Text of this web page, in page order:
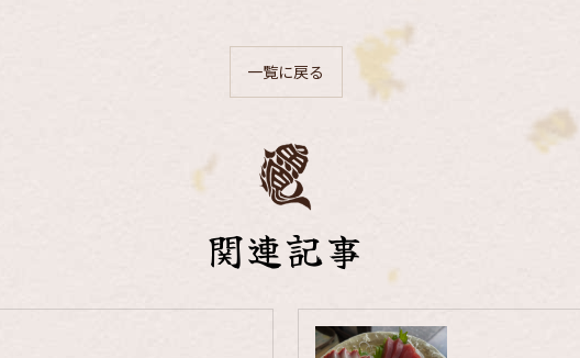
一覧に戻る
関連記事